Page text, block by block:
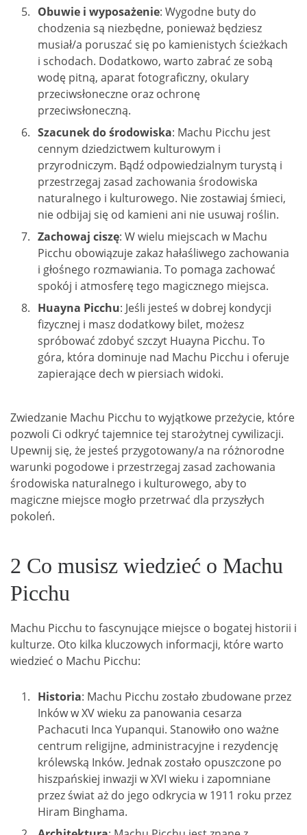
Obuwie i wyposażenie: Wygodne buty do
chodzenia są niezbędne, ponieważ będziesz
musiał/a poruszać się po kamienistych ścieżkach
i schodach. Dodatkowo, warto zabrać ze sobą
wodę pitną, aparat fotograficzny, okulary
przeciwsłoneczne oraz ochronę
przeciwsłoneczną.
Szacunek do środowiska: Machu Picchu jest
cennym dziedzictwem kulturowym i
przyrodniczym. Bądź odpowiedzialnym turystą i
przestrzegaj zasad zachowania środowiska
naturalnego i kulturowego. Nie zostawiaj śmieci,
nie odbijaj się od kamieni ani nie usuwaj roślin.
Zachowaj ciszę: W wielu miejscach w Machu
Picchu obowiązuje zakaz hałaśliwego zachowania
i głośnego rozmawiania. To pomaga zachować
spokój i atmosferę tego magicznego miejsca.
Huayna Picchu: Jeśli jesteś w dobrej kondycji
fizycznej i masz dodatkowy bilet, możesz
spróbować zdobyć szczyt Huayna Picchu. To
góra, która dominuje nad Machu Picchu i oferuje
zapierające dech w piersiach widoki.
Zwiedzanie Machu Picchu to wyjątkowe przeżycie, które
pozwoli Ci odkryć tajemnice tej starożytnej cywilizacji.
Upewnij się, że jesteś przygotowany/a na różnorodne
warunki pogodowe i przestrzegaj zasad zachowania
środowiska naturalnego i kulturowego, aby to
magiczne miejsce mogło przetrwać dla przyszłych
pokoleń.
2 Co musisz wiedzieć o Machu
Picchu
Machu Picchu to fascynujące miejsce o bogatej historii i
kulturze. Oto kilka kluczowych informacji, które warto
wiedzieć o Machu Picchu:
Historia: Machu Picchu zostało zbudowane przez
Inków w XV wieku za panowania cesarza
Pachacuti Inca Yupanqui. Stanowiło ono ważne
centrum religijne, administracyjne i rezydencję
królewską Inków. Jednak zostało opuszczone po
hiszpańskiej inwazji w XVI wieku i zapomniane
przez świat aż do jego odkrycia w 1911 roku przez
Hiram Binghama.